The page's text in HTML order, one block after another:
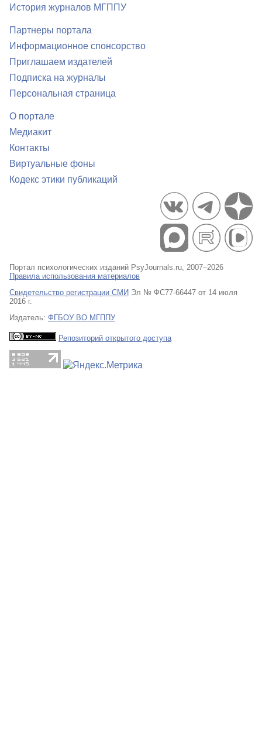
История журналов МГППУ
Партнеры портала
Информационное спонсорство
Приглашаем издателей
Подписка на журналы
Персональная страница
О портале
Медиакит
Контакты
Виртуальные фоны
Кодекс этики публикаций
Портал психологических изданий PsyJournals.ru, 2007–2026
Правила использования материалов
Свидетельство регистрации СМИ Эл № ФС77-66447 от 14 июля
2016 г.
Издатель: ФГБОУ ВО МГППУ
Репозиторий открытого доступа